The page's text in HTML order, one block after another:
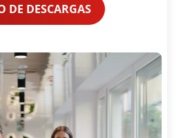
DE DESCARGAS